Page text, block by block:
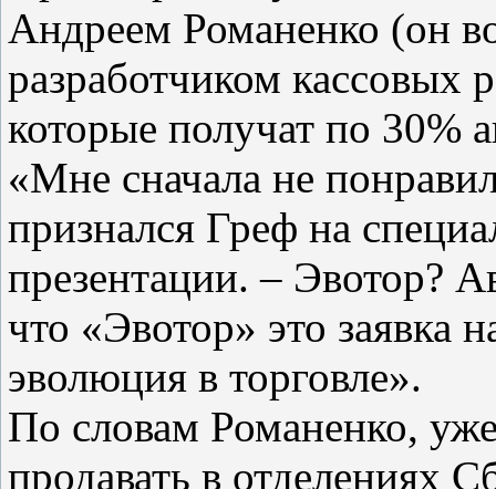
Андреем Романенко (он
разработчиком кассовых
которые получат по 30%
«Мне сначала не
признался Греф на
презентации. – Эвотор?
что «Эвотор» это заявка
эволюция в торговле».
По словам Романенко,
продавать в отделениях